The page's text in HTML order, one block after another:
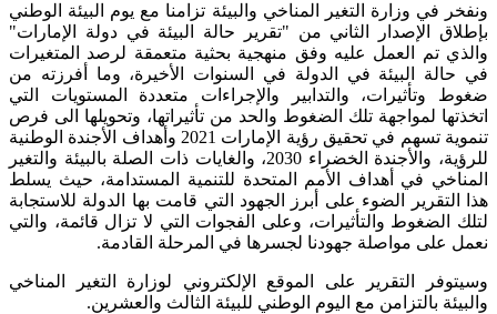
ونفخر في وزارة التغير المناخي والبيئة تزامنا مع يوم البيئة الوطني
بإطلاق الإصدار الثاني من "تقرير حالة البيئة في دولة الإمارات"
والذي تم العمل عليه وفق منهجية بحثية متعمقة لرصد المتغيرات
في حالة البيئة في الدولة في السنوات الأخيرة، وما أفرزته من
ضغوط وتأثيرات، والتدابير والإجراءات متعددة المستويات التي
اتخذتها لمواجهة تلك الضغوط والحد من تأثيراتها، وتحويلها الى فرص
تنموية تسهم في تحقيق رؤية الإمارات 2021 وأهداف الأجندة الوطنية
للرؤية، والأجندة الخضراء 2030، والغايات ذات الصلة بالبيئة والتغير
المناخي في أهداف الأمم المتحدة للتنمية المستدامة، حيث يسلط
هذا التقرير الضوء على أبرز الجهود التي قامت بها الدولة للاستجابة
لتلك الضغوط والتأثيرات، وعلى الفجوات التي لا تزال قائمة، والتي
نعمل على مواصلة جهودنا لجسرها في المرحلة القادمة.
وسيتوفر التقرير على الموقع الإلكتروني لوزارة التغير المناخي
والبيئة بالتزامن مع اليوم الوطني للبيئة الثالث والعشرين.